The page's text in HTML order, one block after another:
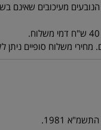
מעיכובים שאינם